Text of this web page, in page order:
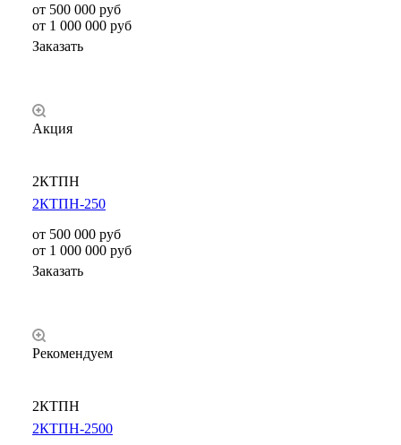
от 500 000 руб
от 1 000 000 руб
Заказать
Акция
2КТПН
2КТПН-250
от 500 000 руб
от 1 000 000 руб
Заказать
Рекомендуем
2КТПН
2КТПН-2500